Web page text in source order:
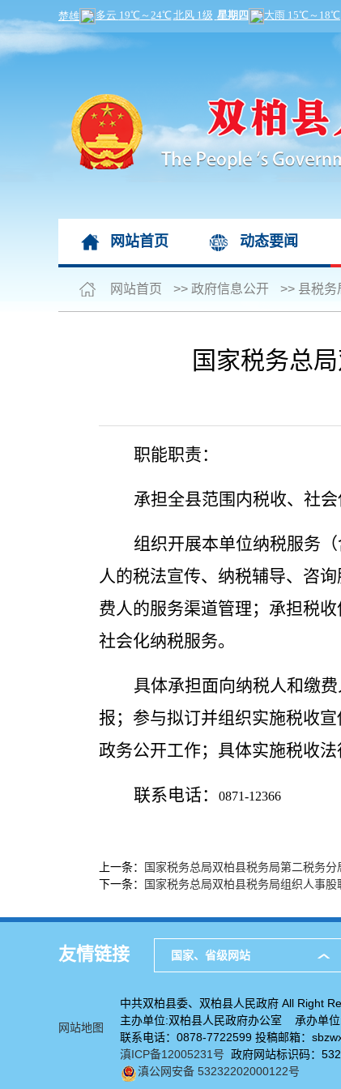
网站首页 动态要闻
网站首页 >> 政府信息公开 >> 县税务
国家税务总
职能职责：
承担全县范围内税收、社
组织开展本单位纳税服务
人的税法宣传、纳税辅导、咨
费人的服务渠道管理；承担税
社会化纳税服务。
具体承担面向纳税人和缴
报；参与拟订并组织实施税收
政务公开工作；具体实施税收
联系电话： 0871-12366
上一条：
国家税务总局双柏县税务局第二税务分
下一条：
国家税务总局双柏县税务局组织人事股
友情链接 国家、省级网站
网站地图
中共双柏县委、双柏县人民政府 All Right
主办单位:双柏县人民政府办公室 承办单
联系电话：0878-7722599 投稿邮箱：
滇ICP备12005231号 政府网站标识码：
滇公网安备 53232202000122号